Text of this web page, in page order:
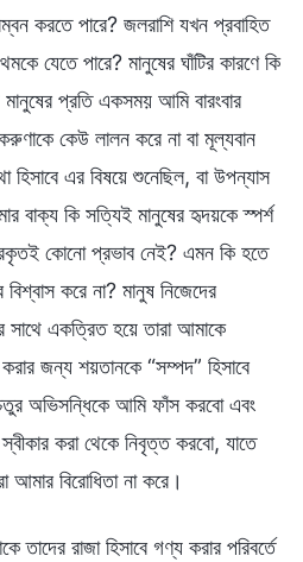
করতে পারে? জলরাশি যখন প্রবাহিত
যেতে পারে? মানুষের ঘাঁটির কারণে কি
মানুষের প্রতি একসময় আমি বারংবার
কেউ লালন করে না বা মূল্যবান
হিসাবে এর বিষয়ে শুনেছিল, বা উপন্যাস
বাক্য কি সত্যিই মানুষের হৃদয়কে স্পর্শ
কোনো প্রভাব নেই? এমন কি হতে
করে না? মানুষ নিজেদের
সাথে একত্রিত হয়ে তারা আমাকে
জন্য শয়তানকে “সম্পদ” হিসাবে
অভিসন্ধিকে আমি ফাঁস করবো এবং
করা থেকে নিবৃত্ত করবো, যাতে
আমার বিরোধিতা না করে।
রাজা হিসাবে গণ্য করার পরিবর্তে